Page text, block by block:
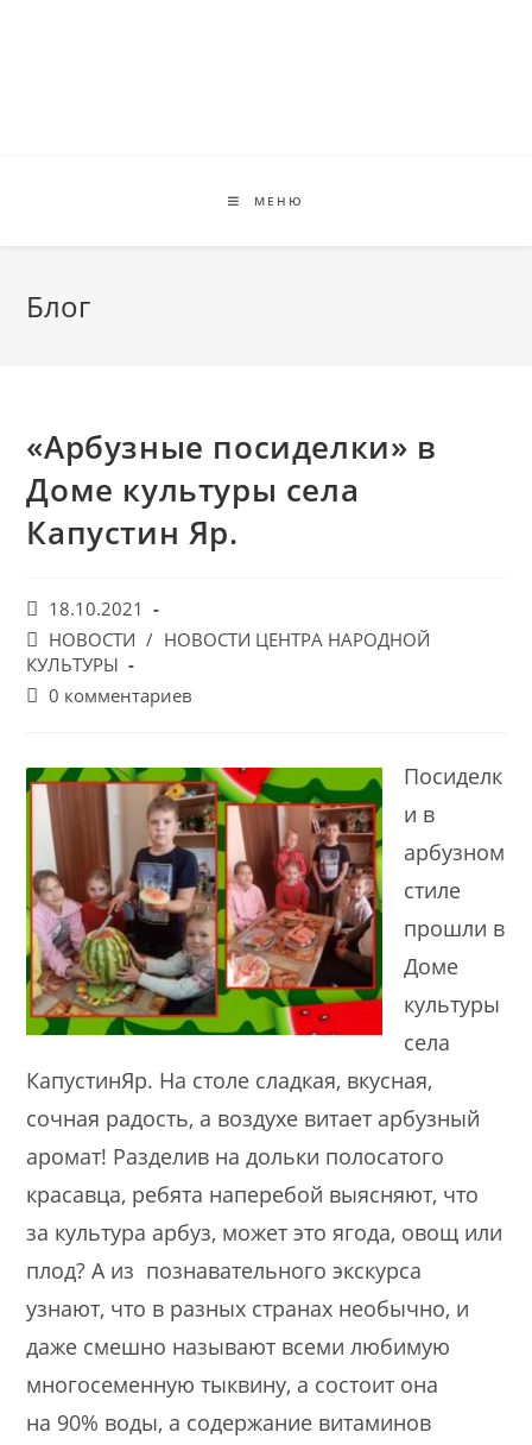
МЕНЮ
Блог
«Арбузные посиделки» в
Доме культуры села
Капустин Яр.
Запись
опубликована:
18.10.2021
Post
category:
НОВОСТИ / НОВОСТИ ЦЕНТРА НАРОДНОЙ
КУЛЬТУРЫ
Post0 комментариев
Посиделк
и в
арбузном
стиле
прошли в
Доме
культуры
села
КапустинЯр. На столе сладкая, вкусная,
сочная радость, а воздухе витает арбузный
аромат! Разделив на дольки полосатого
красавца, ребята наперебой выясняют, что
за культура арбуз, может это ягода, овощ или
плод? А из познавательного экскурса
узнают, что в разных странах необычно, и
даже смешно называют всеми любимую
многосеменную тыквину, а состоит она
на 90% воды, а содержание витаминов